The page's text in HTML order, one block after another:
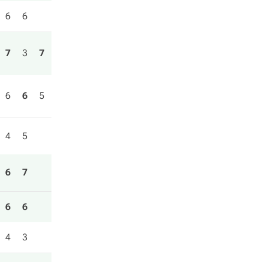
6 6
7 3 7
6 6 5
4 5
6 7
6 6
4 3